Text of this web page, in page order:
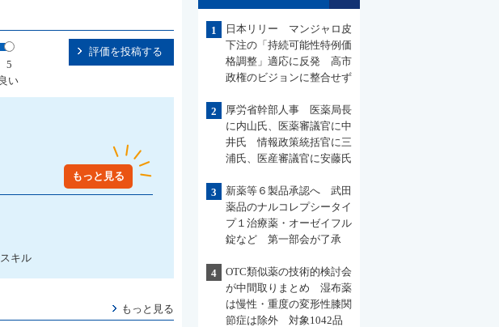
5
良い
評価を投稿する
もっと見る
キル
もっと見る
1
日本リリー マンジャロ皮
下注の「持続可能性特例価
格調整」適応に反発 高市
政権のビジョンに整合せず
2
厚労省幹部人事 医薬局長
に内山氏、医薬審議官に中
井氏 情報政策統括官に三
浦氏、医産審議官に安藤氏
3
新薬等６製品承認へ 武田
薬品のナルコレプシータイ
プ１治療薬・オーゼイフル
錠など 第一部会が了承
4
OTC類似薬の技術的検討会
が中間取りまとめ 湿布薬
は慢性・重度の変形性膝関
節症は除外 対象1042品